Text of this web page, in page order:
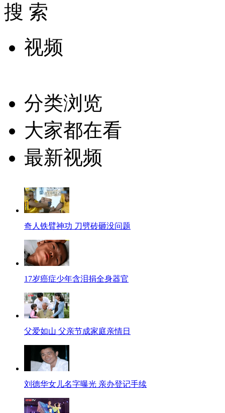
搜 索
视频
分类浏览
大家都在看
最新视频
奇人铁臂神功 刀劈砖砸没问题
17岁癌症少年含泪捐全身器官
父爱如山 父亲节成家庭亲情日
刘德华女儿名字曝光 亲办登记手续